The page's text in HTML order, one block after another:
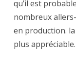
qu’il est
nombreux
en production.
plus appréciable.